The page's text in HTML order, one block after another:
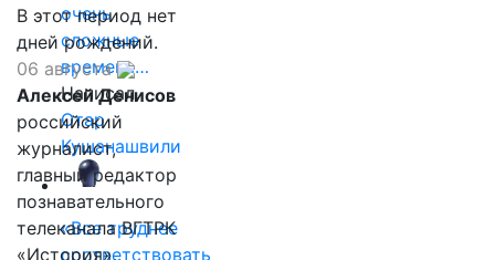
очень
сложные
времена…
Написал
Отар
Кушанашвили
«Все труднее
соответствовать
В этот период нет
дней рождений.
06 августа
Алексей Денисов
российский
журналист,
главный редактор
познавательного
телеканала ВГТРК
«История»,